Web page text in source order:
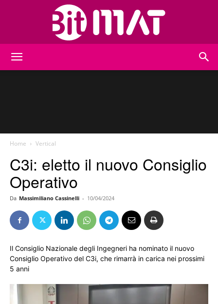
Home Vertical
C3i: eletto il nuovo Consiglio
Operativo
Da Massimiliano Cassinelli - 10/04/2024
Il Consiglio Nazionale degli Ingegneri ha nominato il nuovo
Consiglio Operativo del C3i, che rimarrà in carica nei prossimi
5 anni